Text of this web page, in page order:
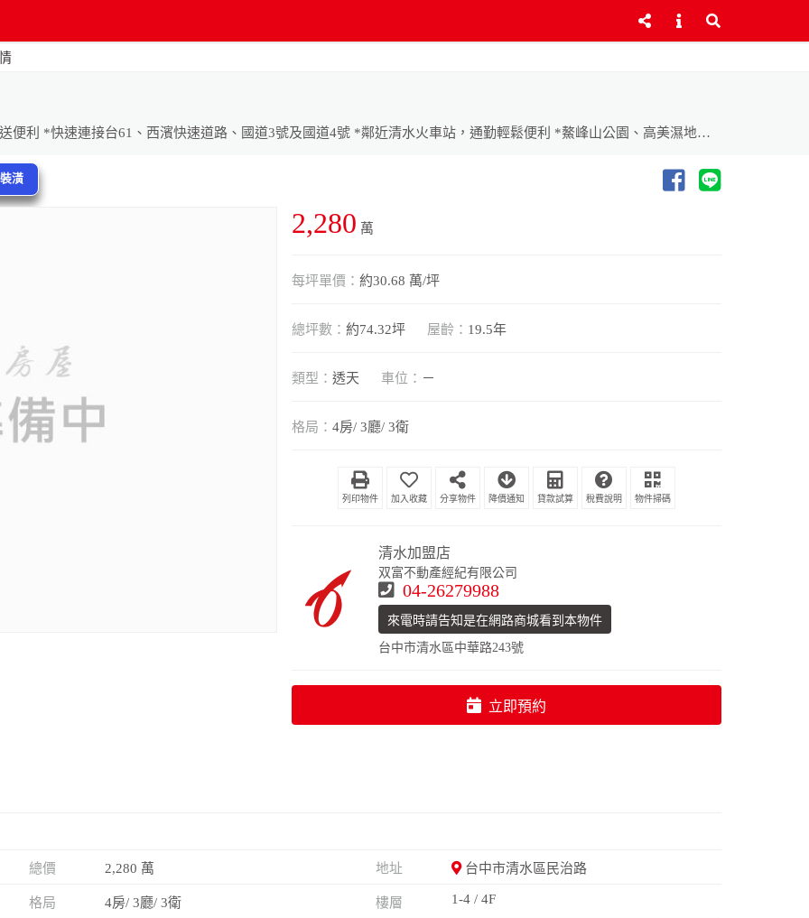
*全聯、楓康超市、便利商店近在咫尺 *完整學區，接送便利 *快速連接台61、西濱快速道路、國道3號及國道4號 *鄰近清水火車站，通勤輕鬆便利 *鰲峰山公園、高美濕地、港區藝術中心就在附近 生活便利、交通便捷、休閒資源豐富，自住置產皆適宜！
潢
2,280 萬
每坪單價： 約30.68 萬/坪
總坪數： 約74.32坪 屋齡： 19.5年
類型： 透天 車位： －
格局： 4房/ 3廳/ 3衛
列印物件 分享物件 降價通知 貸款試算 稅費說明 物件掃碼
清水加盟店
双富不動產經紀有限公司
04-26279988
來電時請告知是在網路商城看到本物件
台中市清水區中華路243號
立即預約
總價 2,280 萬 地址 台中市清水區民治路
格局 4房/ 3廳/ 3衛 樓層 1-4 / 4F